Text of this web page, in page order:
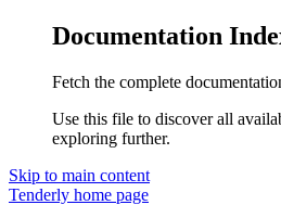
Documentation
Fetch the complete
Use this file to discover all
exploring further.
Skip to main content
Tenderly home page